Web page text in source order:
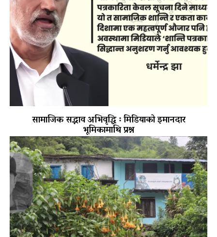
सामाजिक सद्भाव अभिवृद्धि ः मिडियाको इमानदार
भूमिकामाथि प्रश्न